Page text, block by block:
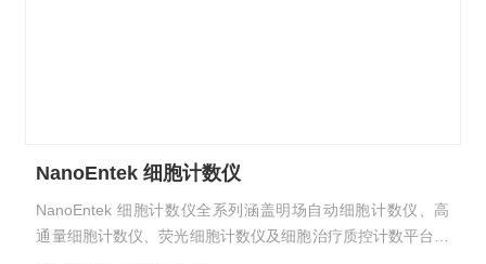
NanoEntek 细胞计数仪
NanoEntek 细胞计数仪全系列涵盖明场自动细胞计数仪、高
通量细胞计数仪、荧光细胞计数仪及细胞治疗质控计数平台，